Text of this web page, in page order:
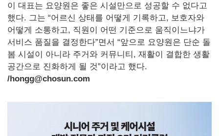
이 대표는 요양원은 좋은 시설만으로 성공할 수 없다고
했다. 그는 “어르신 상태를 어떻게 기록하고, 보호자와
어떻게 소통하고, 직원이 어떤 기준으로 움직이느냐가
서비스 품질을 결정한다”면서 “앞으로 요양원은 단순 돌
봄 시설이 아니라 주거와 커뮤니티, 재활이 결합한 생활
공간으로 진화하게 될 것”이라고 했다.
/hongg@chosun.com